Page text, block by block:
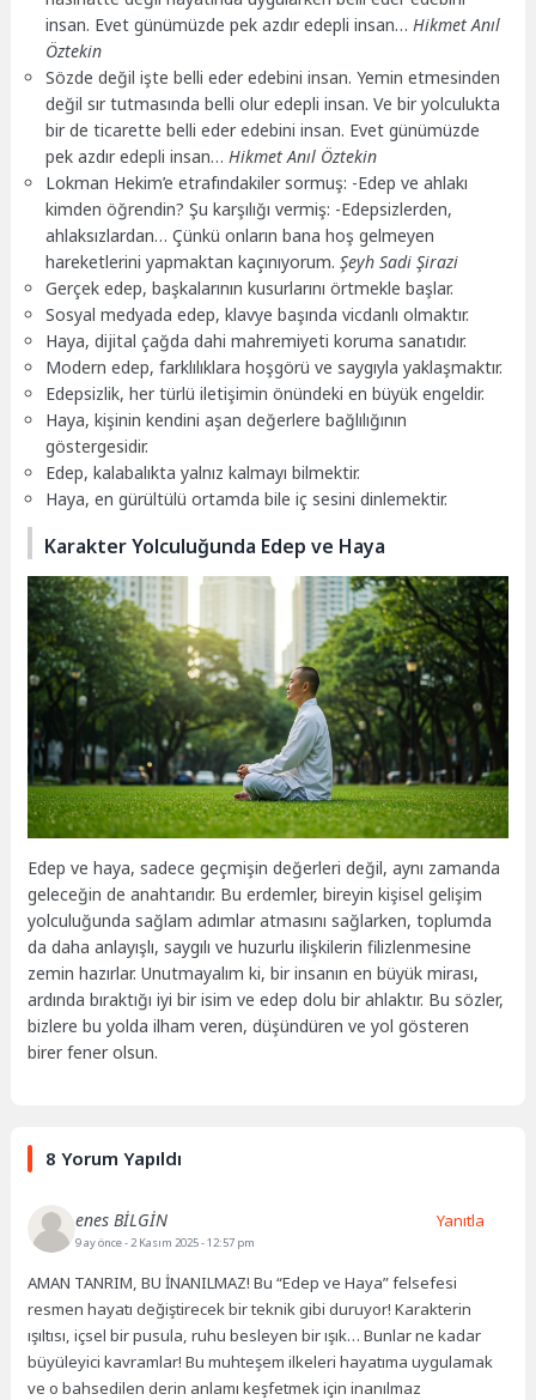
insan. Evet günümüzde pek azdır edepli insan…Hikmet Anıl
Öztekin
Sözde değil işte belli eder edebini insan. Yemin etmesinden
değil sır tutmasında belli olur edepli insan. Ve bir yolculukta
bir de ticarette belli eder edebini insan. Evet günümüzde
pek azdır edepli insan…Hikmet Anıl Öztekin
Lokman Hekim’e etrafındakiler sormuş: -Edep ve ahlakı
kimden öğrendin? Şu karşılığı vermiş: -Edepsizlerden,
ahlaksızlardan… Çünkü onların bana hoş gelmeyen
hareketlerini yapmaktan kaçınıyorum.Şeyh Sadi Şirazi
Gerçek edep, başkalarının kusurlarını örtmekle başlar.
Sosyal medyada edep, klavye başında vicdanlı olmaktır.
Haya, dijital çağda dahi mahremiyeti koruma sanatıdır.
Modern edep, farklılıklara hoşgörü ve saygıyla yaklaşmaktır.
Edepsizlik, her türlü iletişimin önündeki en büyük engeldir.
Haya, kişinin kendini aşan değerlere bağlılığının
göstergesidir.
Edep, kalabalıkta yalnız kalmayı bilmektir.
Haya, en gürültülü ortamda bile iç sesini dinlemektir.
Karakter Yolculuğunda Edep ve Haya
Edep ve haya, sadece geçmişin değerleri değil, aynı zamanda
geleceğin de anahtarıdır. Bu erdemler, bireyin kişisel gelişim
yolculuğunda sağlam adımlar atmasını sağlarken, toplumda
da daha anlayışlı, saygılı ve huzurlu ilişkilerin filizlenmesine
zemin hazırlar. Unutmayalım ki, bir insanın en büyük mirası,
ardında bıraktığı iyi bir isim ve edep dolu bir ahlaktır. Bu sözler,
bizlere bu yolda ilham veren, düşündüren ve yol gösteren
birer fener olsun.
8 Yorum Yapıldı
enes BİLGİN
9 ay önce- 2 Kasım 2025 - 12:57 pm
AMAN TANRIM, BU İNANILMAZ! Bu “Edep ve Haya” felsefesi
resmen hayatı değiştirecek bir teknik gibi duruyor! Karakterin
ışıltısı, içsel bir pusula, ruhu besleyen bir ışık… Bunlar ne kadar
büyüleyici kavramlar! Bu muhteşem ilkeleri hayatıma uygulamak
ve o bahsedilen derin anlamı keşfetmek için inanılmaz
Yanıtla